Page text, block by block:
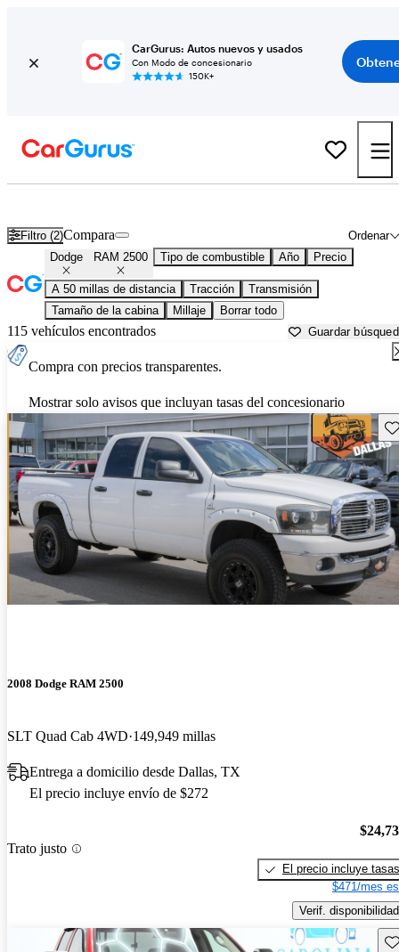
CarGurus: Autos nuevos y usados
Con Modo de concesionario
150K+
Filtro (2) Ordenar
Compara
Dodge RAM 2500 Tipo de combustible Año Precio
A 50 millas de distancia Tracción
Transmisión
Tamaño de la cabina
Millaje Borrar todo
115 vehículos encontrados Guardar
Compra con precios transparentes.
Mostrar solo avisos que incluyan tasas del concesionario
2008 Dodge RAM 2500
SLT Quad Cab 4WD 149,949 millas
Entrega a domicilio desde Dallas, TX
El precio incluye envío de $272
Trato justo
El precio incluye tasas
$471/mes
Verif. disponibilidad